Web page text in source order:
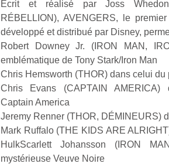
Ecrit et réalisé par Joss Whedon
RÉBELLION), AVENGERS, le
développé et distribué par Disney,
Robert Downey Jr. (IRON MAN,
emblématique de Tony Stark/Iron Man
Chris Hemsworth (THOR) dans celui du
Chris Evans (CAPTAIN AMERICA)
Captain America
Jeremy Renner (THOR, DÉMINEURS)
Mark Ruffalo (THE KIDS ARE
HulkScarlett Johansson (IRON
mystérieuse Veuve Noire